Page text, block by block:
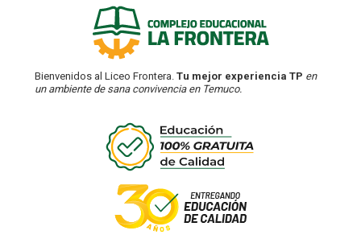
Bienvenidos al Liceo Frontera. Tu mejor experiencia TP en
un ambiente de sana convivencia en Temuco.